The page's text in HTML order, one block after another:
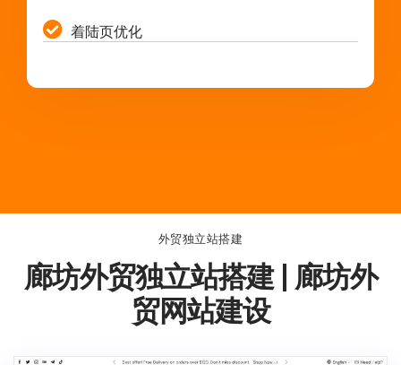
着陆页优化
外贸独立站搭建
廊坊外贸独立站搭建 | 廊坊外
贸网站建设